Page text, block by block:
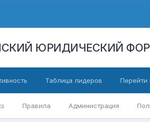
ЮРИДИЧЕСКИЙ
Правила Администрация
Таблица лидеров Перейти